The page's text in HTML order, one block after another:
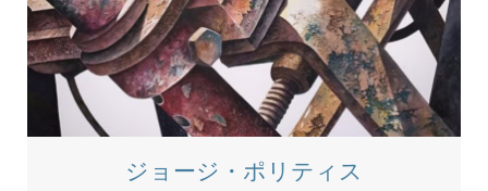
ジョージ・ポリティス